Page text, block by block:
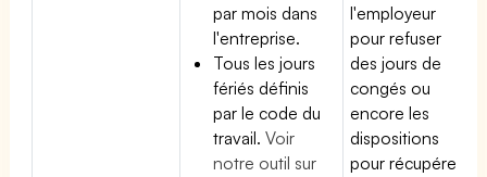
par mois dans
l'entreprise.
Tous les jours
fériés définis
par le code du
travail.Voir
notre outil sur
l'employeur
pour refuser
des jours de
congés ou
encore les
dispositions
pour récupérer